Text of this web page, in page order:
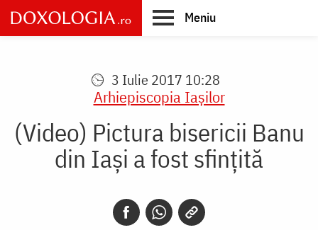
Skip
to
main
Meniu
3 Iulie 2017 10:28
Arhiepiscopia Iaşilor
(Video) Pictura bisericii Banu
din Iași a fost sfințită